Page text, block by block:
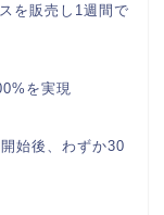
を販売し1週間で
を実現
始後、わずか30